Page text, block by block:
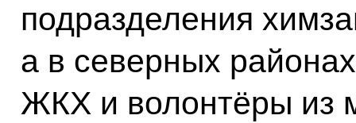
подразделения
а в северных
ЖКХ и волонтёры из